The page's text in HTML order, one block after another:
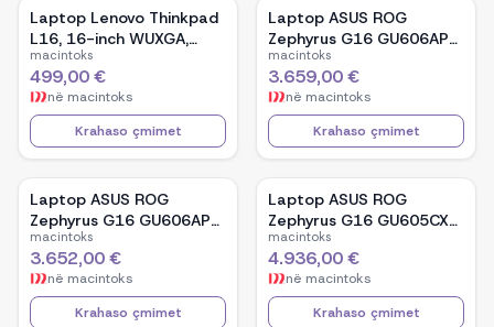
Laptop Lenovo Thinkpad
L16, 16-inch WUXGA,
AMD Ryzen 5 Pro-7535U,
16GB Ram DDR5, 512GB
SSD - Black
macintoks
499,00 €
në macintoks
Krahaso çmimet
Laptop ASUS ROG
Zephyrus G16 GU606AP-
TB039W, 16-inch OLED,
Intel Core Ultra 9 386H,
NVIDIA GeForce RTX
5070, 32GB RAM, 1TB
SSD, Windows 11 - White
macintoks
3.659,00 €
në macintoks
Krahaso çmimet
Laptop ASUS ROG
Zephyrus G16 GU606AP-
TB041W, 16-inch OLED,
Intel Core Ultra 9 386H,
NVIDIA GeForce RTX
5070, 32GB RAM, 1TB
macintoks
3.652,00 €
në macintoks
Krahaso çmimet
Laptop ASUS ROG
Zephyrus G16 GU605CX-
QR106W, 16-inch WQXGA
OLED, Intel Core Ultra 9
285H, NVIDIA GeForce
RTX 5090, 32GB RAM,
macintoks
4.936,00 €
në macintoks
Krahaso çmimet